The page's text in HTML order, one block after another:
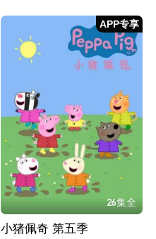
APP专享
26集全
小猪佩奇 第五季